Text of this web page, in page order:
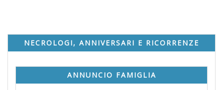
NECROLOGI, ANNIVERSARI E RICORRENZE
ANNUNCIO FAMIGLIA